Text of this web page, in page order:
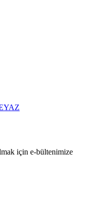
için e-bültenimize